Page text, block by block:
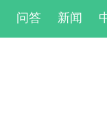
问答 新闻